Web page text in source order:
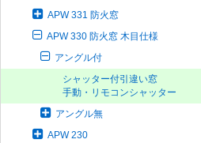
APW 331 防火窓
APW 330 防火窓 木目仕様
アングル付
シャッター付引違い窓
手動・リモコンシャッター
アングル無
APW 230